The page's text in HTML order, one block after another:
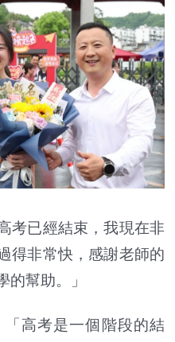
考已經結束，我現在非
得非常快，感謝老師的
的幫助。」
高考是一個階段的結